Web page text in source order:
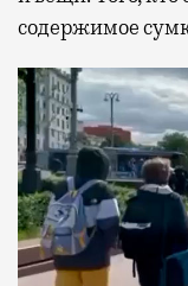
содержимое
Видеоплеер